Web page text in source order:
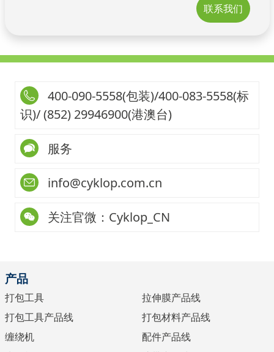
联系我们
400-090-5558(包装)/400-083-5558(标
识)/ (852) 29946900(港澳台)
服务
info@cyklop.com.cn
关注官微：Cyklop_CN
产品
打包工具
打包工具产品线
缠绕机
拉伸膜产品线
打包材料产品线
配件产品线